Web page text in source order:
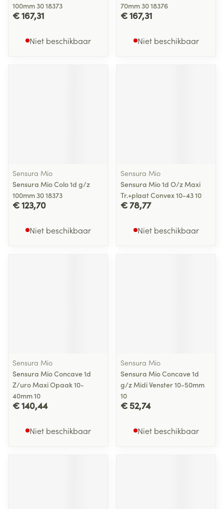
100mm 30 18373
€ 167,31
Niet beschikbaar
70mm 30 18376
€ 167,31
Niet beschikbaar
Sensura Mio
Sensura Mio Colo 1d g/z
100mm 30 18373
€ 123,70
Niet beschikbaar
Sensura Mio
Sensura Mio 1d O/z Maxi
Tr.+plaat Convex 10-43 10
€ 78,77
Niet beschikbaar
Sensura Mio
Sensura Mio Concave 1d
Z/uro Maxi Opaak 10-
40mm 10
€ 140,44
Niet beschikbaar
Sensura Mio
Sensura Mio Concave 1d
g/z Midi Venster 10-50mm
10
€ 52,74
Niet beschikbaar